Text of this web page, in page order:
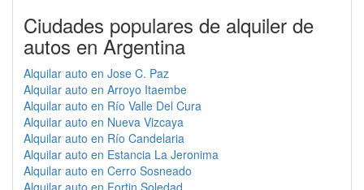
Ciudades populares de alquiler de
autos en Argentina
Alquilar auto en Jose C. Paz
Alquilar auto en Arroyo Itaembe
Alquilar auto en Río Valle Del Cura
Alquilar auto en Nueva Vizcaya
Alquilar auto en Río Candelaria
Alquilar auto en Estancia La Jeronima
Alquilar auto en Cerro Sosneado
Alquilar auto en Fortin Soledad